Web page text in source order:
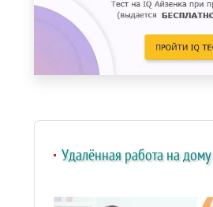
Удалённая работа на дому